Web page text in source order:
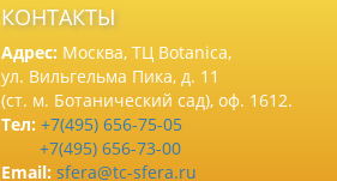
КОНТАКТЫ
Адрес: Москва, ТЦ Botanica,
ул. Вильгельма Пика, д. 11
(ст. м. Ботанический сад), оф. 1612.
Тел: +7(495) 656-75-05
+7(495) 656-73-00
Email: sfera@tc-sfera.ru